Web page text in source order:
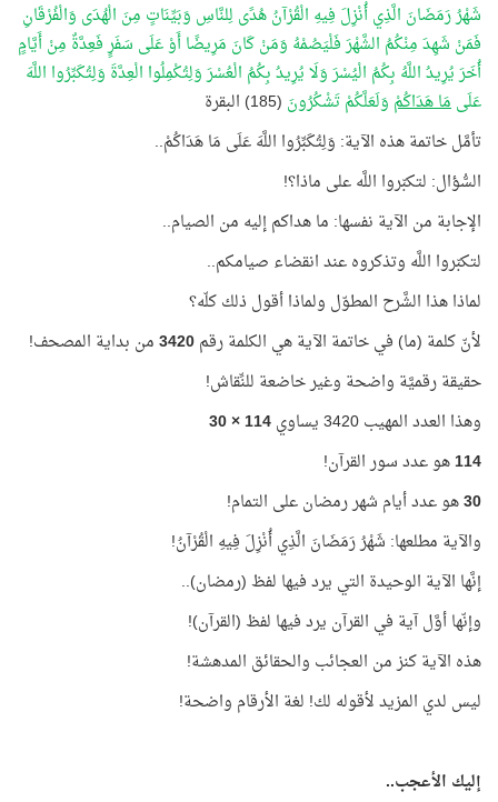
شَهْرُ رَمَضَانَ الَّذِي أُنْزِلَ فِيهِ الْقُرْآنُ هُدًى لِلنَّاسِ وَبَيِّنَاتٍ مِنَ الْهُدَى وَالْفُرْقَانِ
فَمَنْ شَهِدَ مِنْكُمُ الشَّهْرَ فَلْيَصُمْهُ وَمَنْ كَانَ مَرِيضًا أَوْ عَلَى سَفَرٍ فَعِدَّةٌ مِنْ أَيَّامٍ
أُخَرَ يُرِيدُ اللَّهُ بِكُمُ الْيُسْرَ وَلَا يُرِيدُ بِكُمُ الْعُسْرَ وَلِتُكْمِلُوا الْعِدَّةَ وَلِتُكَبِّرُوا اللَّهَ
عَلَىمَا هَدَاكُمْ وَلَعَلَّكُمْ تَشْكُرُونَ (185) البقرة
تأمَّل خاتمة هذه الآية: وَلِتُكَبِّرُوا اللَّهَ عَلَى مَا هَدَاكُمْ..
السُّؤال: لتكبّروا اللَّه على ماذا؟!
الإجابة من الآية نفسها: ما هداكم إليه من الصيام..
لتكبّروا اللَّه وتذكروه عند انقضاء صيامكم..
لماذا هذا الشَّرح المطوّل ولماذا أقول ذلك كلّه؟
لأنّ كلمة (ما) في خاتمة الآية هي الكلمة رقم3420من بداية المصحف!
حقيقة رقميَّة واضحة وغير خاضعة للنِّقاش!
وهذا العدد المهيب 3420 يساوي
114 × 30
114هو عدد سور القرآن!
30هو عدد أيام شهر رمضان على التمام!
والآية مطلعها: شَهْرُ رَمَضَانَ الَّذِي أُنْزِلَ فِيهِ الْقُرْآنُ!
إنَّها الآية الوحيدة التي يرد فيها لفظ (رمضان)..
وإنّها أوَّل آية في القرآن يرد فيها لفظ (القرآن)!
هذه الآية كنز من العجائب والحقائق المدهشة!
ليس لدي المزيد لأقوله لك! لغة الأرقام واضحة!
إليك الأعجب..